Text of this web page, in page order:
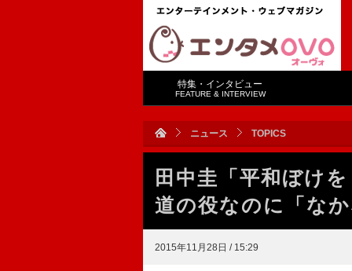
特集・インタビュー
FEATURE & INTERVIEW
ニュース TOPICS
田中圭「平和ぼけ
道の役なのに「な
2015年11月28日 / 15:29